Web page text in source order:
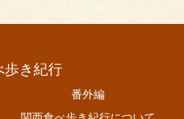
歩き紀行
番外編